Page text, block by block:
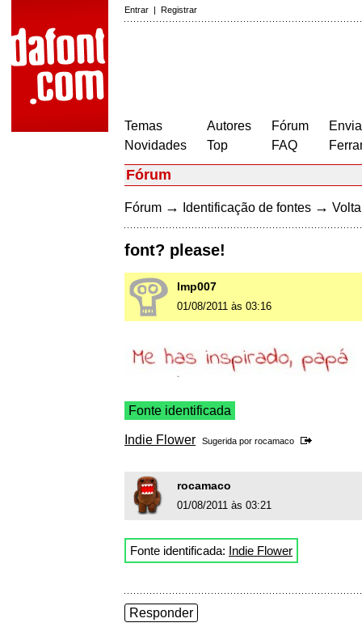
Entrar | Registrar
Temas
Novidades
Autores
Top
Fórum
FAQ
Fórum
Fórum → Identificação de fontes →
font? please!
lmp007
01/08/2011 às 03:16
Fonte identificada
Indie Flower Sugerida por rocamaco
rocamaco
01/08/2011 às 03:21
Fonte identificada: Indie Flower
Responder